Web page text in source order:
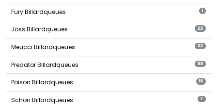
Fury Billardqueues 1
Joss Billardqueues 22
Meucci Billardqueues 32
Predator Billardqueues 99
Poison Billardqueues 16
Schon Billardqueues 7